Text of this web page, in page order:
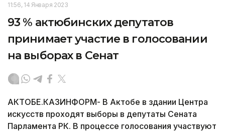
11:56, 14 Января 2023
93 % актюбинских депутатов
принимает участие в голосовании
на выборах в Сенат
АКТОБЕ.КАЗИНФОРМ- В Актобе в здании Центра
искусств проходят выборы в депутаты Сената
Парламента РК. В процессе голосования участвуют